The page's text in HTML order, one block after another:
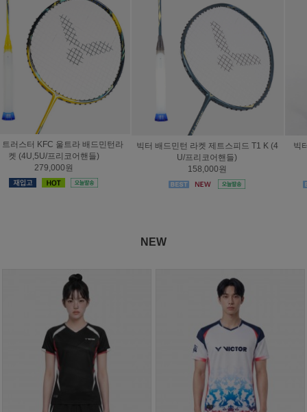
빅터 배드민턴 라켓 제트스피드 T1 K (4
U/프리코어핸들)
158,000원
빅터 라켓 아우라스피드 100X 울트라
(4U/프리코어핸들)
279,000원
NEW